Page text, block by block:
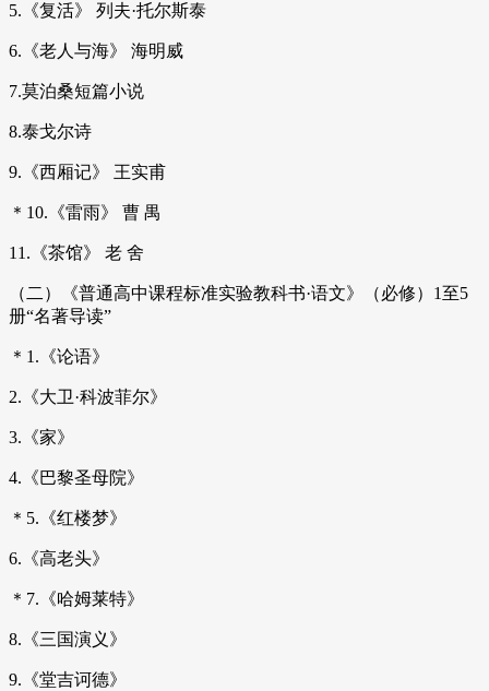
5.《复活》 列夫·托尔斯泰
6.《老人与海》 海明威
7.莫泊桑短篇小说
8.泰戈尔诗
9.《西厢记》 王实甫
＊10.《雷雨》 曹 禺
11.《茶馆》 老 舍
（二）《普通高中课程标准实验教科书·语文》（必修）1至5
册“名著导读”
＊1.《论语》
2.《大卫·科波菲尔》
3.《家》
4.《巴黎圣母院》
＊5.《红楼梦》
6.《高老头》
＊7.《哈姆莱特》
8.《三国演义》
9.《堂吉诃德》